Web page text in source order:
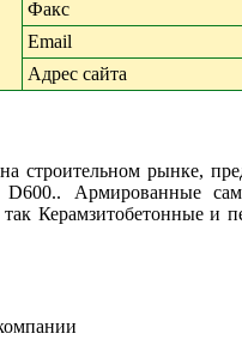
Факс
Email
Адрес сайта
строительном рынке,
Армированные
Керамзитобетонные и